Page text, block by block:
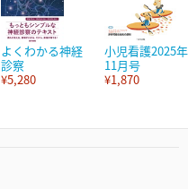
よくわかる神経
診察
¥5,280
小児看護2025年
11月号
¥1,870